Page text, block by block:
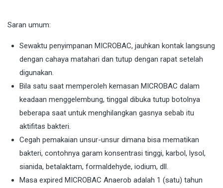
Saran umum:
Sewaktu penyimpanan MICROBAC, jauhkan kontak langsung
dengan cahaya matahari dan tutup dengan rapat setelah
digunakan.
Bila satu saat memperoleh kemasan MICROBAC dalam
keadaan menggelembung, tinggal dibuka tutup botolnya
beberapa saat untuk menghilangkan gasnya sebab itu
aktifitas bakteri.
Cegah pemakaian unsur-unsur dimana bisa mematikan
bakteri, contohnya garam konsentrasi tinggi, karbol, lysol,
sianida, betalaktam, formaldehyde, iodium, dll.
Masa expired MICROBAC Anaerob adalah 1 (satu) tahun